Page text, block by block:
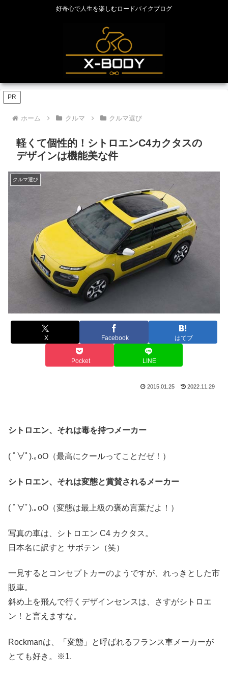
好奇心で人生を楽しむロードバイクブログ
PR
ホーム クルマ クルマ選び
軽くて個性的！シトロエンC4カクタスの
デザインは機能美な件
クルマ選び
X Facebook はてブ
Pocket LINE
2015.01.25 2022.11.29
シトロエン、それは毒を持つメーカー
( ﾟ∀ﾟ).｡oO（最高にクールってことだゼ！）
シトロエン、それは変態と賞賛されるメーカー
( ﾟ∀ﾟ).｡oO（変態は最上級の褒め言葉だよ！）
写真の車は、シトロエン C4 カクタス。
日本名に訳すと サボテン（笑）
一見するとコンセプトカーのようですが、れっきとした市
販車。
斜め上を飛んで行くデザインセンスは、さすがシトロエ
ン！と言えますな。
Rockmanは、「変態」と呼ばれるフランス車メーカーが
とても好き。※1.